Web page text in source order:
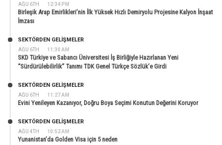
AĞU 6TH 12:34 PM
Birleşik Arap Emirlikleri’nin İlk Yüksek Hızlı Demiryolu Projesine Kalyon İnşaat
İmzası
AĞU 6TH 11:30 AM
SEKTÖRDEN GELIŞMELER
SKD Türkiye ve Sabancı Üniversitesi İş Birliğiyle Hazırlanan Yeni
“Sürdürülebilirlik” Tanımı TDK Genel Türkçe Sözlük’e Girdi
AĞU 6TH 11:27 AM
SEKTÖRDEN GELIŞMELER
Evini Yenileyen Kazanıyor, Doğru Boya Seçimi Konutun Değerini Koruyor
AĞU 4TH 10:52 AM
SEKTÖRDEN GELIŞMELER
Yunanistan’da Golden Visa için 5 neden